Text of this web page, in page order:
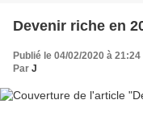
Devenir riche en
Publié le 04/02/2020 à 21:24
Par J